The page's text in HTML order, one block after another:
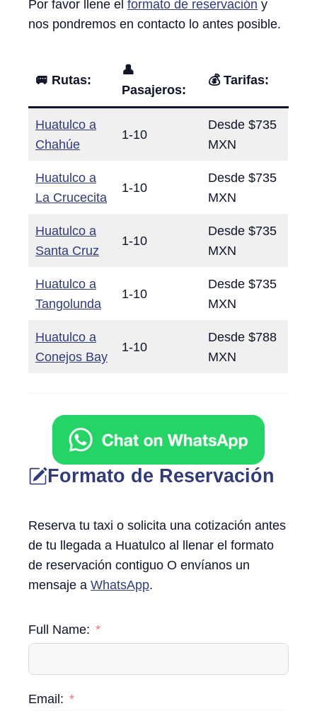
Por favor llene el formato de reservación y
nos pondremos en contacto lo antes posible.
🚐 Rutas:
👤
Pasajeros:
💰Tarifas:
Huatulco a
Chahúe
1-10
Desde $735
MXN
Huatulco a
La Crucecita
1-10
Desde $735
MXN
Huatulco a
Santa Cruz
1-10
Desde $735
MXN
Huatulco a
Tangolunda
1-10
Desde $735
MXN
Huatulco a
Conejos Bay
1-10
Desde $788
MXN
Formato de Reservación
Reserva tu taxi o solicita una cotización antes
de tu llegada a Huatulco al llenar el formato
de reservación contiguo O envíanos un
mensaje a WhatsApp.
Full Name:
Email: